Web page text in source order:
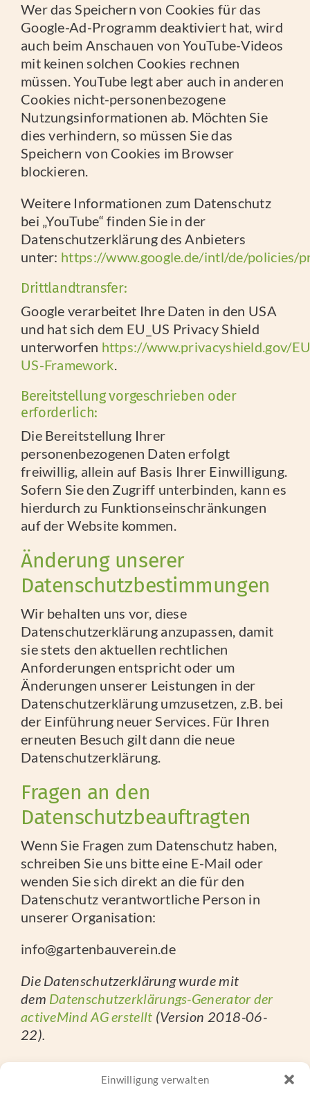
Einwilligung verwalten
Wer das Speichern von Cookies für das
Google-Ad-Programm deaktiviert hat, wird
auch beim Anschauen von YouTube-Videos
mit keinen solchen Cookies rechnen
müssen. YouTube legt aber auch in anderen
Cookies nicht-personenbezogene
Nutzungsinformationen ab. Möchten Sie
dies verhindern, so müssen Sie das
Speichern von Cookies im Browser
blockieren.
Weitere Informationen zum Datenschutz
bei „YouTube“ finden Sie in der
Datenschutzerklärung des Anbieters
unter: https://www.google.de/intl/de/policies/
Drittlandtransfer:
Google verarbeitet Ihre Daten in den USA
und hat sich dem EU_US Privacy Shield
unterworfen https://www.privacyshield.gov/
US-Framework.
Bereitstellung vorgeschrieben oder
erforderlich:
Die Bereitstellung Ihrer
personenbezogenen Daten erfolgt
freiwillig, allein auf Basis Ihrer Einwilligung.
Sofern Sie den Zugriff unterbinden, kann es
hierdurch zu Funktionseinschränkungen
auf der Website kommen.
Änderung unserer
Datenschutzbestimmungen
Wir behalten uns vor, diese
Datenschutzerklärung anzupassen, damit
sie stets den aktuellen rechtlichen
Anforderungen entspricht oder um
Änderungen unserer Leistungen in der
Datenschutzerklärung umzusetzen, z.B. bei
der Einführung neuer Services. Für Ihren
erneuten Besuch gilt dann die neue
Datenschutzerklärung.
Fragen an den
Datenschutzbeauftragten
Wenn Sie Fragen zum Datenschutz haben,
schreiben Sie uns bitte eine E-Mail oder
wenden Sie sich direkt an die für den
Datenschutz verantwortliche Person in
unserer Organisation:
info@gartenbauverein.de
Die Datenschutzerklärung wurde mit
dem Datenschutzerklärungs-Generator der
activeMind AG erstellt (Version 2018-06-
22).